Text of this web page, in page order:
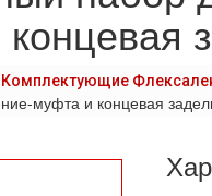
Комплектующие
муфта и концевая